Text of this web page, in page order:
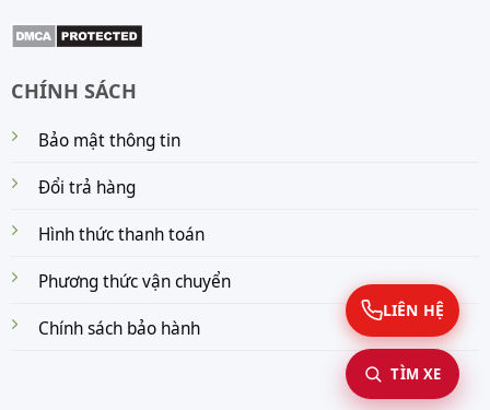
CHÍNH SÁCH
Bảo mật thông tin
Đổi trả hàng
Hình thức thanh toán
Phương thức vận chuyển
Chính sách bảo hành
LIÊN HỆ